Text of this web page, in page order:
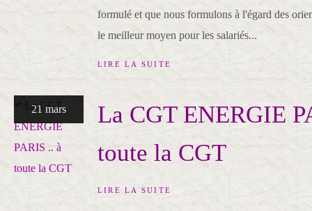
formulé et que nous formulons à l'égard des
le meilleur moyen pour les salariés...
LIRE LA SUITE
21 mars
La CGT ENERGIE
toute la CGT
LIRE LA SUITE